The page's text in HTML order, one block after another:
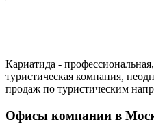
Кариатида -
туристическая компания,
продаж по туристическим
Офисы компании в